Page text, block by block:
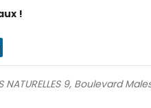
!
NATURELLES 9, Boulevard